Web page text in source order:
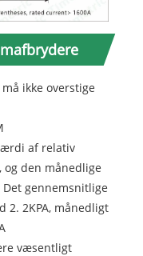
ikke overstige
af relativ
den månedlige
gennemsnitlige
2. 2KPA, månedligt
væsentligt